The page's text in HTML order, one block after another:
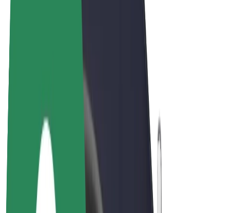
Conductores
Ingresos de conductor/a
Repartidores
Ingresos de repartidor
Comercios de Bolt Food
Flotas